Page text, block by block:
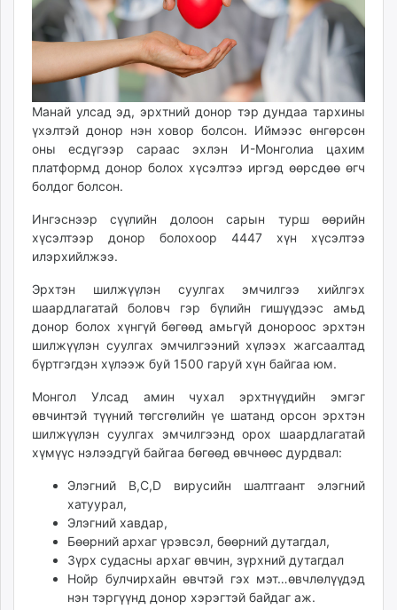
ikon.mn
mnb.mn
Eguur.mn
24tsag.mn
shuud.mn
eagle.mn
ergelt.mn
zarig.mn
today.mn
zuv.mn
mminfo.mn
urlag.mn
unen.mn
asu.mn
shudarga.mn
shuurhai.mn
unuudur.mn
isee.mn
mglradio.com
itoim.mn
tumen.mn
shuum.mn
times.mn
tvmongolia.mn
Манай улсад эд, эрхтний донор тэр дундаа тархины
үхэлтэй донор нэн ховор болсон. Иймээс өнгөрсөн
оны есдүгээр сараас эхлэн И-Монголиа цахим
платформд донор болох хүсэлтээ иргэд өөрсдөө өгч
болдог болсон.
Ингэснээр сүүлийн долоон сарын турш өөрийн
хүсэлтээр донор болохоор 4447 хүн хүсэлтээ
илэрхийлжээ.
Эрхтэн шилжүүлэн суулгах эмчилгээ хийлгэх
шаардлагатай боловч гэр бүлийн гишүүдээс амьд
донор болох хүнгүй бөгөөд амьгүй донороос эрхтэн
шилжүүлэн суулгах эмчилгээний хүлээх жагсаалтад
бүртгэгдэн хүлээж буй 1500 гаруй хүн байгаа юм.
Монгол Улсад амин чухал эрхтнүүдийн эмгэг
өвчинтэй түүний төгсгөлийн үе шатанд орсон эрхтэн
шилжүүлэн суулгах эмчилгээнд орох шаардлагатай
хүмүүс нэлээдгүй байгаа бөгөөд өвчнөөс дурдвал:
Элэгний B,C,D вирусийн шалтгаант элэгний
хатуурал,
Элэгний хавдар,
Бөөрний архаг үрэвсэл, бөөрний дутагдал,
Зүрх судасны архаг өвчин, зүрхний дутагдал
Нойр булчирхайн өвчтэй гэх мэт…өвчлөлүүдэд
нэн тэргүүнд донор хэрэгтэй байдаг аж.